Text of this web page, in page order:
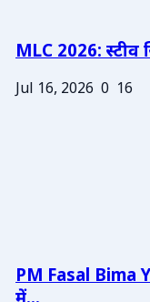
MLC 2026: स्टीव
Jul 16, 2026 0 16
PM Fasal Bima